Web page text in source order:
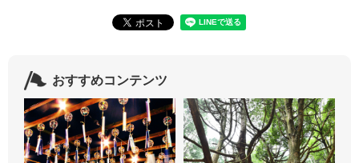
おすすめコンテンツ